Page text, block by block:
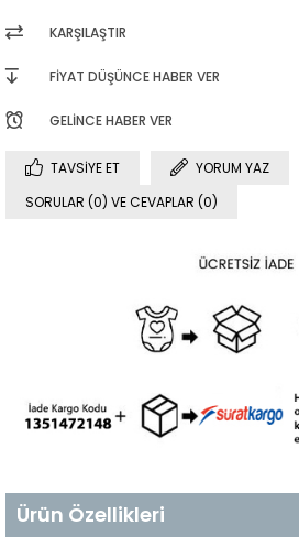
KARŞILAŞTIR
FIYAT DÜŞÜNCE HABER VER
GELINCE HABER VER
TAVSIYE ET
YORUM YAZ
SORULAR (0) VE CEVAPLAR (0)
Ürün Özellikleri